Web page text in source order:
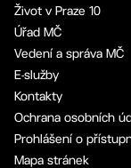
Život v Praze 10
Úřad MČ
Vedení a správa MČ
E-služby
Kontakty
Ochrana osobních
Prohlášení o
Mapa stránek